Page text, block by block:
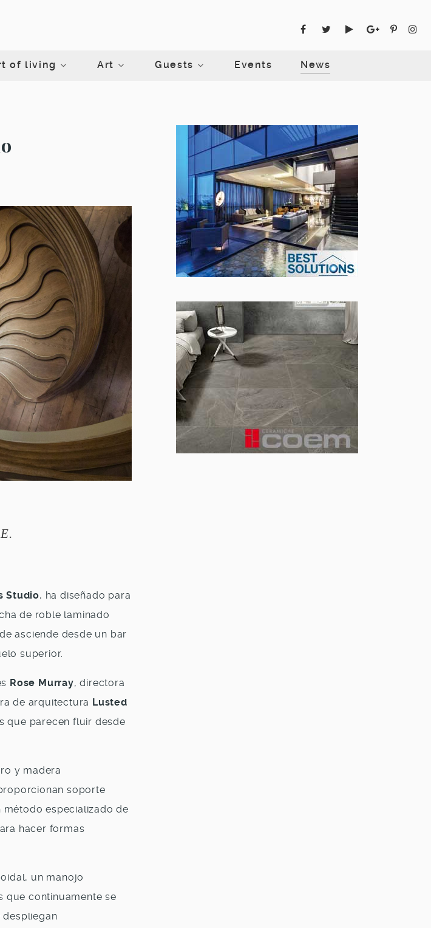
of living Art Guests Events News
Studio, ha diseñado para
de roble laminado
asciende desde un bar
superior.
Rose Murray, directora
de arquitectura Lusted
que parecen fluir desde
y madera
soporte
especializado de
hacer formas
un manojo
que continuamente se
despliegan